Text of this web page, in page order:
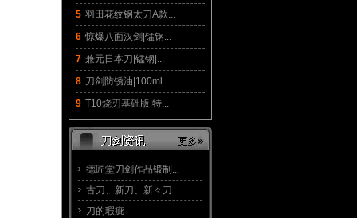
5 羽田花纹钢太刀A款...
6 惊爆八面汉剑|锰钢...
7 兼元日本刀|锰钢|...
8 刀剑防锈油|100ml...
9 T10烧刃基础版|特...
德匠堂刀剑作品锻制...
古刀、新刀、新々刀...
刀的瑕疵